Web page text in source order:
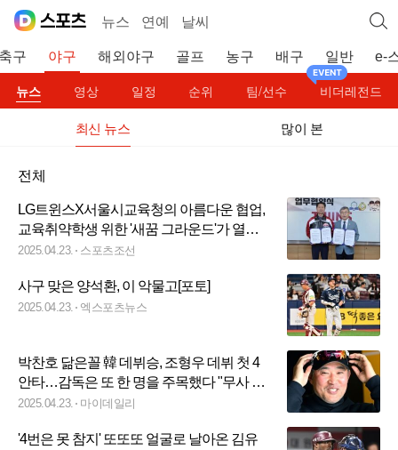
뉴스 연예 날씨
구 야구 해외야구 골프 농구 배구 일반 e-
뉴스 영상 일정 순위 팀/선수 비더레전드
최신 뉴스 많이 본
전체
LG트윈스X서울시교육청의 아름다운 협업,
교육취약학생 위한 '새꿈 그라운드'가 열렸
다[오피셜]
2025.04.23. 스포츠조선
사구 맞은 양석환, 이 악물고[포토]
2025.04.23. 엑스포츠뉴스
박찬호 닮은꼴 韓 데뷔승, 조형우 데뷔 첫 4
안타…감독은 또 한 명을 주목했다 "무사 만
루 등판 이로운 잘 막았다" [MD수원]
2025.04.23. 마이데일리
'4번은 못 참지' 또또또 얼굴로 날아온 김유